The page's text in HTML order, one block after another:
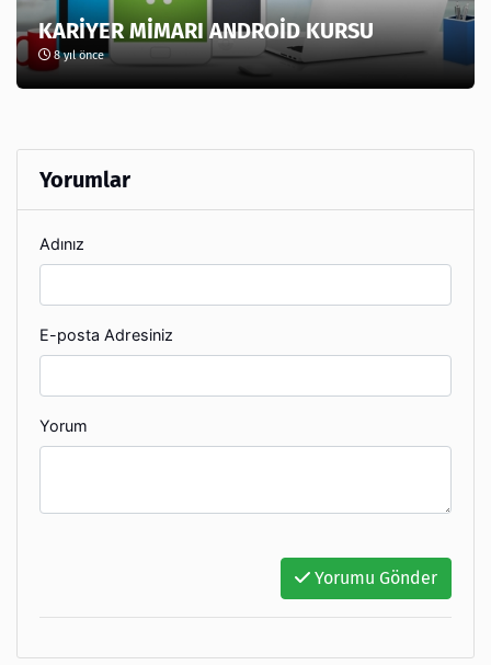
KARİYER MİMARI ANDROİD KURSU
8 yıl önce
Yorumlar
Adınız
E-posta Adresiniz
Yorum
Yorumu Gönder